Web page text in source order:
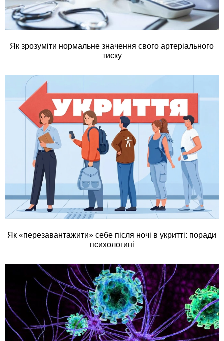
Як зрозуміти нормальне значення свого артеріального
тиску
Як «перезавантажити» себе після ночі в укритті: поради
психологині